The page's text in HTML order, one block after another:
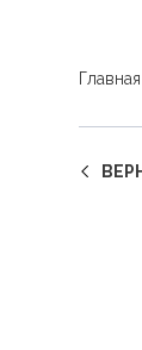
Главная